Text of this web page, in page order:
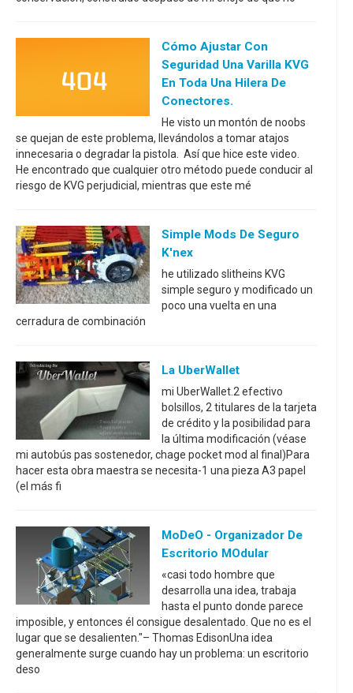
Cómo Ajustar Con
Seguridad Una Varilla KVG
En Toda Una Hilera De
Conectores.
He visto un montón de noobs
se quejan de este problema, llevándolos a tomar atajos
innecesaria o degradar la pistola. Así que hice este video.
He encontrado que cualquier otro método puede conducir al
riesgo de KVG perjudicial, mientras que este mé
Simple Mods De Seguro
K'nex
he utilizado slitheins KVG
simple seguro y modificado un
poco una vuelta en una
cerradura de combinación
La UberWallet
mi UberWallet.2 efectivo
bolsillos, 2 titulares de la tarjeta
de crédito y la posibilidad para
la última modificación (véase
mi autobús pas sostenedor, chage pocket mod al final)Para
hacer esta obra maestra se necesita-1 una pieza A3 papel
(el más fi
MoDeO - Organizador De
Escritorio MOdular
«casi todo hombre que
desarrolla una idea, trabaja
hasta el punto donde parece
imposible, y entonces él consigue desalentado. Que no es el
lugar que se desalienten."– Thomas EdisonUna idea
generalmente surge cuando hay un problema: un escritorio
deso